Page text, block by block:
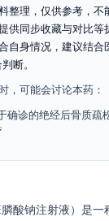
整理，仅供参考，不
供同步收藏与对比等
自身情况，建议结合
断。
，可能会讨论本药：
确诊的绝经后骨质疏
酸钠注射液）是一